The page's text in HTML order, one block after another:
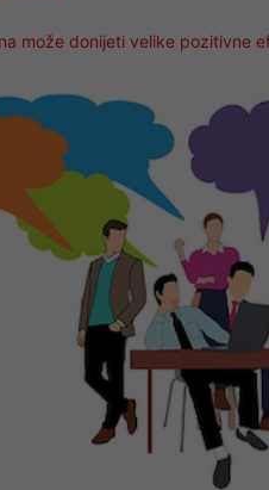
može donijeti velike pozitivne